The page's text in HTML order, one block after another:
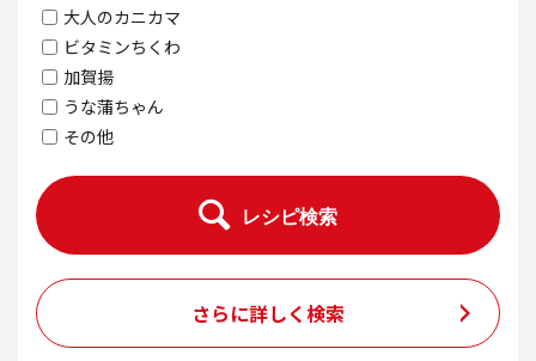
大人のカニカマ
ビタミンちくわ
加賀揚
うな蒲ちゃん
その他
レシピ検索
さらに詳しく検索